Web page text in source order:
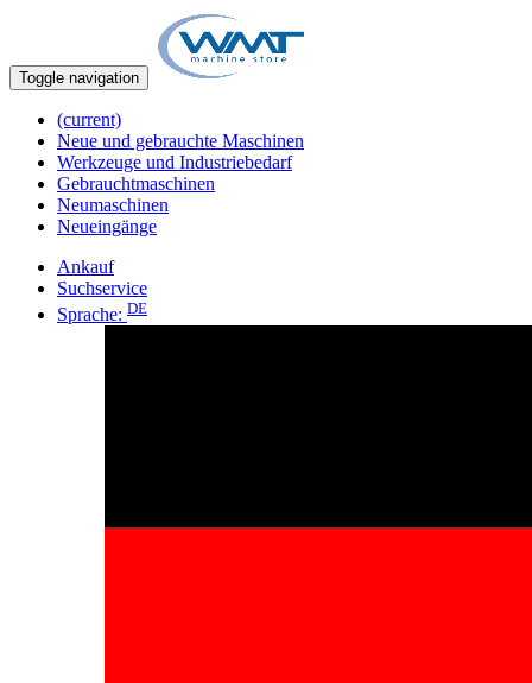
Toggle navigation
(current)
Neue und gebrauchte Maschinen
Werkzeuge und Industriebedarf
Gebrauchtmaschinen
Neumaschinen
Neueingänge
Ankauf
Suchservice
Sprache: DE